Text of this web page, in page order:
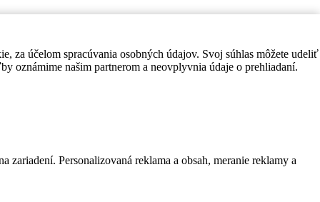
za účelom spracúvania osobných údajov. Svoj súhlas môžete udeliť
oznámime našim partnerom a neovplyvnia údaje o prehliadaní.
Personalizovaná reklama a obsah, meranie reklamy a